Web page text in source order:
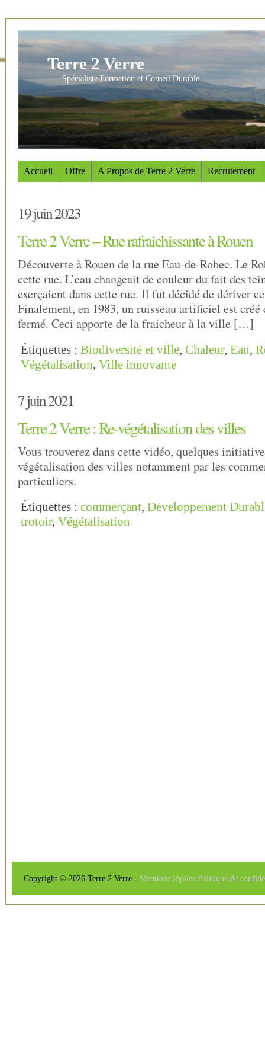
Terre 2 Verre
Spécialiste Formation et Conseil Durable
Accueil Offre A Propos de Terre 2 Verre Recrutement
19 juin 2023
Terre 2 Verre – Rue rafraichissante à Rouen
Découverte à Rouen de la rue Eau-de-Robec. Le
cette rue. L’eau changeait de couleur du fait des
exerçaient dans cette rue. Il fut décidé de dériver
Finalement, en 1983, un ruisseau artificiel est
fermé. Ceci apporte de la fraicheur à la ville […]
Étiquettes : Biodiversité et ville, Chaleur, Eau,
Végétalisation, Ville innovante
7 juin 2021
Terre 2 Verre : Re-végétalisation des villes
Vous trouverez dans cette vidéo, quelques
végétalisation des villes notamment par les
particuliers.
Étiquettes : commerçant, Développement
trotoir, Végétalisation
Copyright © 2026 Terre 2 Verre - Mentions légales Politique de